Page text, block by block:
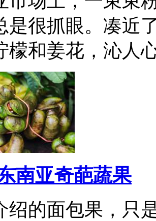
是很抓眼。凑近
檬和姜花，沁
南亚奇葩蔬果
绍的面包果，只